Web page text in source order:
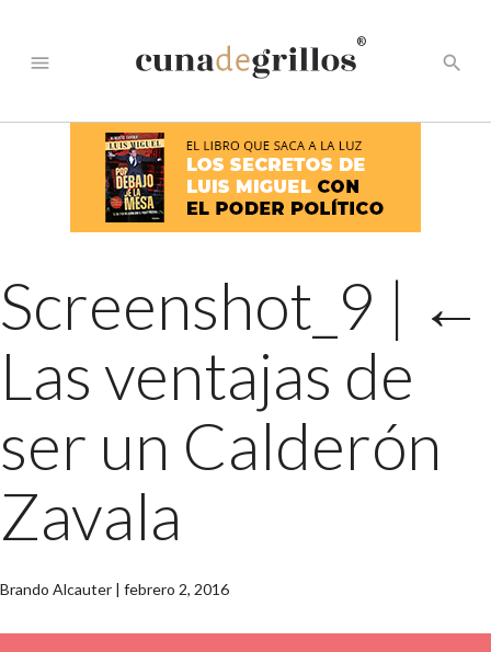
menu
®
search
Screenshot_9 | ←
Las ventajas de
ser un Calderón
Zavala
Brando Alcauter | febrero 2, 2016